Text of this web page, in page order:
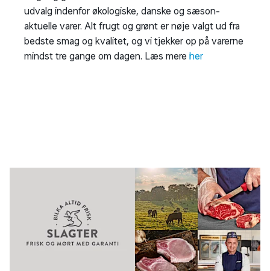
udvalg indenfor økologiske, danske og sæson-
aktuelle varer. Alt frugt og grønt er nøje valgt ud fra
bedste smag og kvalitet, og vi tjekker op på varerne
mindst tre gange om dagen. Læs mere her